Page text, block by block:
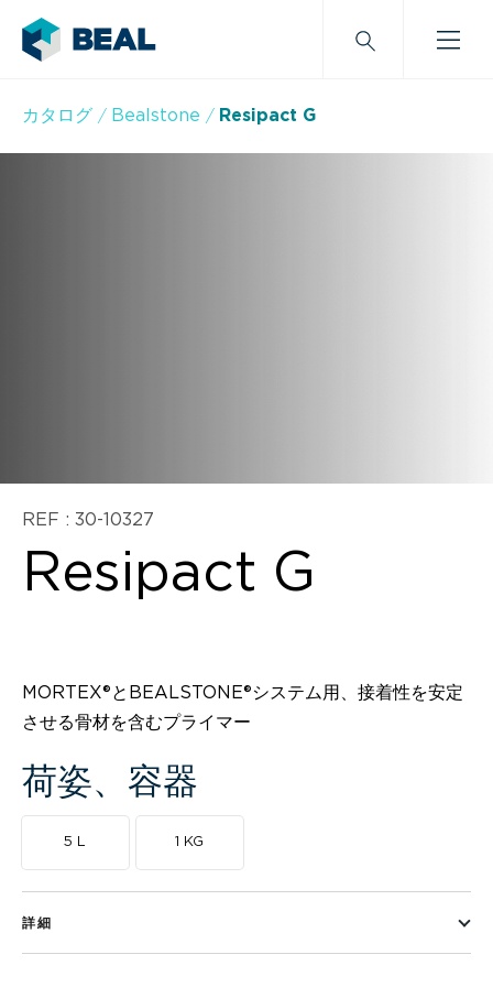
カタログ Bealstone Resipact G
REF : 30-10327
Resipact G
MORTEX®とBEALSTONE®システム用、接着性を安定
させる骨材を含むプライマー
荷姿、容器
5 L 1 KG
詳細